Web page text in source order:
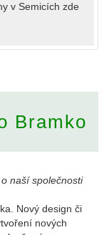
v Semicích zde
Bramko
naší společnosti
Nový design či
nových